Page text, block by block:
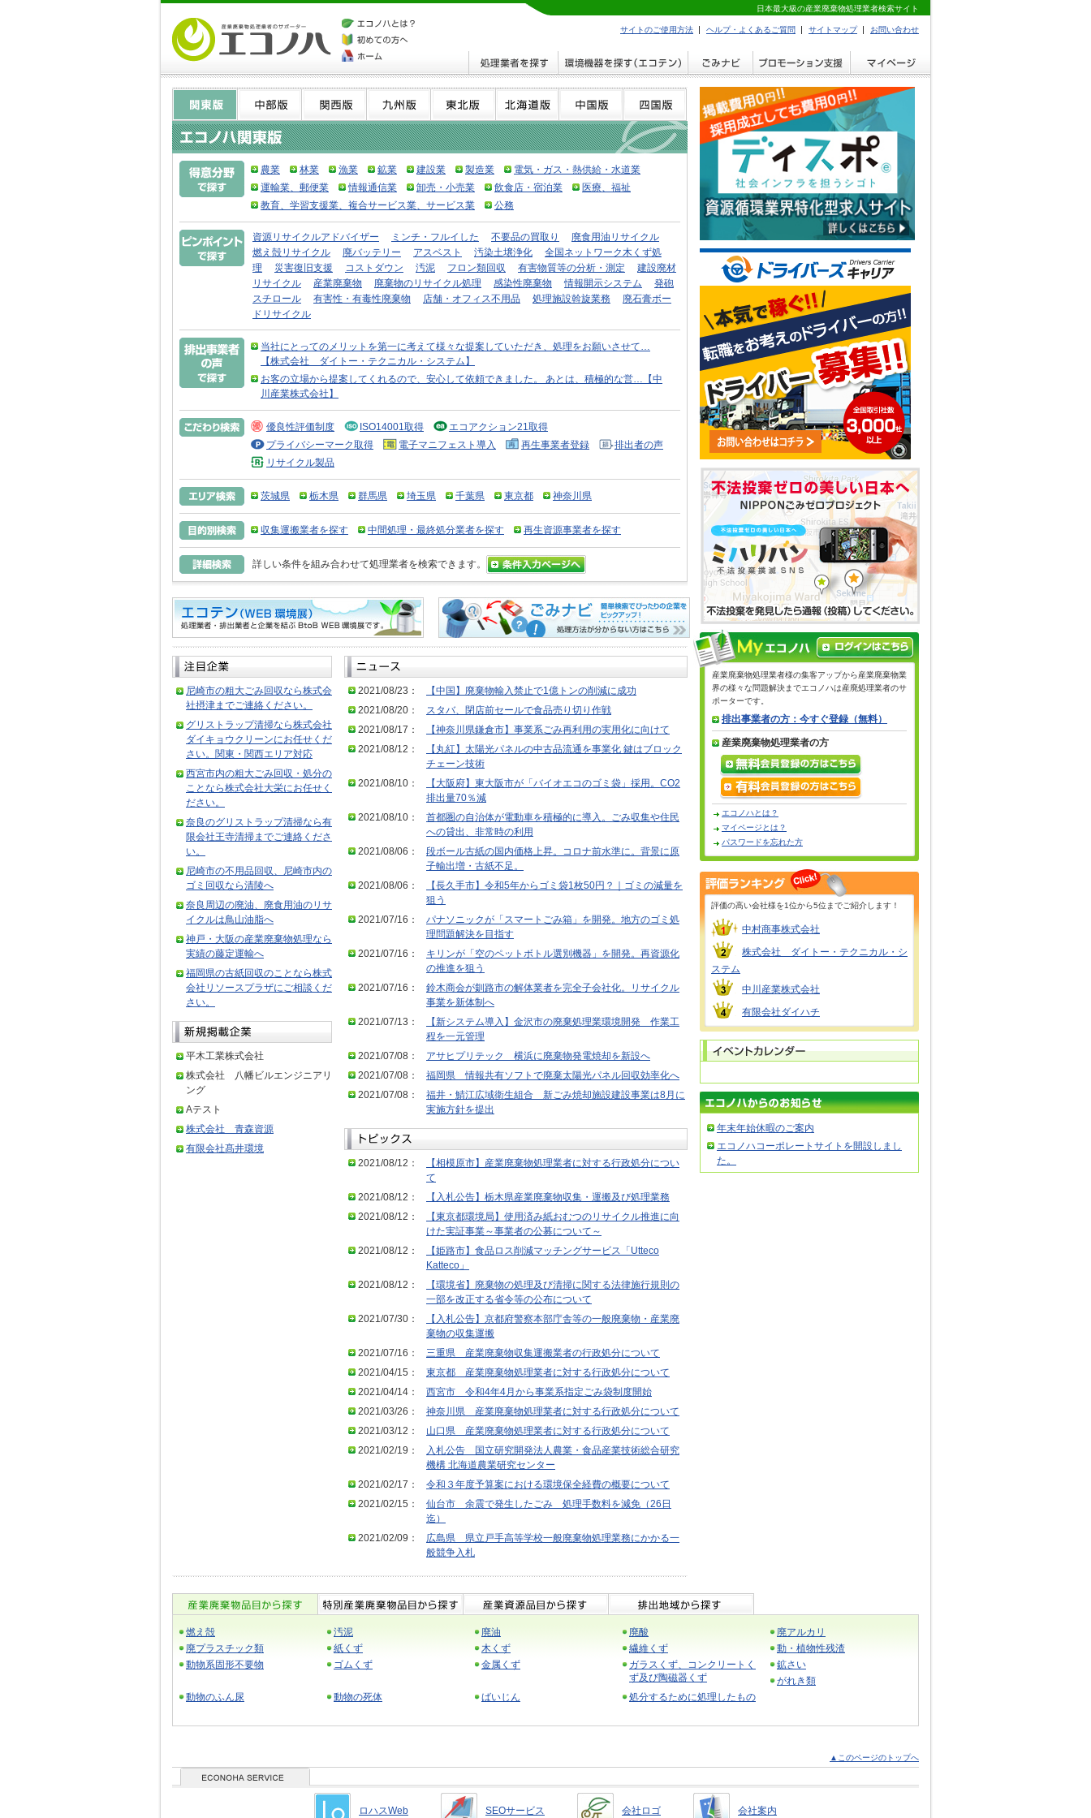
日本最大級の産業廃棄物処理業者検索サイト
サイトのご使用方法 ヘルプ・よくあるご質問 サイトマップ お問い合わせ
農業 林業 漁業 鉱業 建設業 製造業
電気・ガス・熱供給・水道業
運輸業、郵便業
情報通信業 卸売・小売業 飲食店・宿泊業
医療、福祉
教育、学習支援業、複合サービス業、サービス業
公務
資源リサイクルアドバイザー ミンチ・フルイした 不要品の買取り
廃食用油リサイクル
燃え殻リサイクル
廃バッテリー アスベスト 汚染土壌浄化
全国ネットワーク木くず処
理
災害復旧支援 コストダウン 汚泥 フロン類回収 有害物質等の分析・測定
建設廃材
リサイクル
産業廃棄物 廃棄物のリサイクル処理 感染性廃棄物 情報開示システム
発砲
スチロール
有害性・有毒性廃棄物 店舗・オフィス不用品 処理施設斡旋業務
廃石膏ボー
ドリサイクル
当社にとってのメリットを第一に考えて様々な提案していただき、処理をお願いさせて…
【株式会社 ダイトー・テクニカル・システム】
お客の立場から提案してくれるので、安心して依頼できました。 あとは、積極的な営…【中
川産業株式会社】
優良性評価制度 ISO14001取得
エコアクション21取得
プライバシーマーク取得
電子マニフェスト導入 再生事業者登録
排出者の声
リサイクル製品
茨城県 栃木県 群馬県 埼玉県 千葉県 東京都 神奈川県
収集運搬業者を探す 中間処理・最終処分業者を探す 再生資源事業者を探す
詳しい条件を組み合わせて処理業者を検索できます。
尼崎市の粗大ごみ回収なら株式会
社摂津までご連絡ください。
グリストラップ清掃なら株式会社
ダイキョウクリーンにお任せくだ
さい。関東・関西エリア対応
西宮市内の粗大ごみ回収・処分の
ことなら株式会社大栄にお任せく
ださい。
奈良のグリストラップ清掃なら有
限会社王寺清掃までご連絡くださ
い。
尼崎市の不用品回収、尼崎市内の
ゴミ回収なら清陵へ
奈良周辺の廃油、廃食用油のリサ
イクルは鳥山油脂へ
神戸・大阪の産業廃棄物処理なら
実績の藤定運輸へ
福岡県の古紙回収のことなら株式
会社リソースプラザにご相談くだ
さい。
平木工業株式会社
株式会社 八幡ビルエンジニアリ
ング
Aテスト
株式会社 青森資源
有限会社髙井環境
2021/08/23：
【中国】廃棄物輸入禁止で1億トンの削減に成功
2021/08/20：
スタバ、閉店前セールで食品売り切り作戦
2021/08/17：
【神奈川県鎌倉市】事業系ごみ再利用の実用化に向けて
2021/08/12：
【丸紅】太陽光パネルの中古品流通を事業化 鍵はブロック
チェーン技術
2021/08/10：
【大阪府】東大阪市が「バイオエコのゴミ袋」採用。CO2
排出量70％減
2021/08/10：
首都圏の自治体が電動車を積極的に導入。ごみ収集や住民
への貸出、非常時の利用
2021/08/06：
段ボール古紙の国内価格上昇。コロナ前水準に。背景に原
子輸出増・古紙不足。
2021/08/06：
【長久手市】令和5年からゴミ袋1枚50円？｜ゴミの減量を
狙う
2021/07/16：
パナソニックが「スマートごみ箱」を開発。地方のゴミ処
理問題解決を目指す
2021/07/16：
キリンが「空のペットボトル選別機器」を開発。再資源化
の推進を狙う
2021/07/16：
鈴木商会が釧路市の解体業者を完全子会社化。リサイクル
事業を新体制へ
2021/07/13：
【新システム導入】金沢市の廃棄処理業環境開発 作業工
程を一元管理
2021/07/08：
アサヒプリテック 横浜に廃棄物発電焼却を新設へ
2021/07/08：
福岡県 情報共有ソフトで廃棄太陽光パネル回収効率化へ
2021/07/08：
福井・鯖江広域衛生組合 新ごみ焼却施設建設事業は8月に
実施方針を提出
2021/08/12：
【相模原市】産業廃棄物処理業者に対する行政処分につい
て
2021/08/12：
【入札公告】栃木県産業廃棄物収集・運搬及び処理業務
2021/08/12：
【東京都環境局】使用済み紙おむつのリサイクル推進に向
けた実証事業～事業者の公募について～
2021/08/12：
【姫路市】食品ロス削減マッチングサービス「Utteco
Katteco」
2021/08/12：
【環境省】廃棄物の処理及び清掃に関する法律施行規則の
一部を改正する省令等の公布について
2021/07/30：
【入札公告】京都府警察本部庁舎等の一般廃棄物・産業廃
棄物の収集運搬
2021/07/16：
三重県 産業廃棄物収集運搬業者の行政処分について
2021/04/15：
東京都 産業廃棄物処理業者に対する行政処分について
2021/04/14：
西宮市 令和4年4月から事業系指定ごみ袋制度開始
2021/03/26：
神奈川県 産業廃棄物処理業者に対する行政処分について
2021/03/12：
山口県 産業廃棄物処理業者に対する行政処分について
2021/02/19：
入札公告 国立研究開発法人農業・食品産業技術総合研究
機構 北海道農業研究センター
2021/02/17：
令和３年度予算案における環境保全経費の概要について
2021/02/15：
仙台市 余震で発生したごみ 処理手数料を減免（26日
迄）
2021/02/09：
広島県 県立戸手高等学校一般廃棄物処理業務にかかる一
般競争入札
産業廃棄物処理業者様の集客アップから産業廃棄物業
界の様々な問題解決までエコノハは産廃処理業者のサ
ポーターです。
排出事業者の方：今すぐ登録（無料）
産業廃棄物処理業者の方
エコノハとは？
マイページとは？
パスワードを忘れた方
評価の高い会社様を1位から5位までご紹介します！
中村商事株式会社
株式会社 ダイトー・テクニカル・シ
ステム
中川産業株式会社
有限会社ダイハチ
年末年始休暇のご案内
エコノハコーポレートサイトを開設しまし
た。
燃え殻 汚泥 廃油 廃酸
廃アルカリ
廃プラスチック類
紙くず 木くず 繊維くず
動・植物性残渣
動物系固形不要物
ゴムくず 金属くず
ガラスくず、コンクリートく
ず及び陶磁器くず
鉱さい
がれき類
動物のふん尿
動物の死体 ばいじん 処分するために処理したもの
▲このページのトップへ
ロハスWeb SEOサービス 会社ロゴ 会社案内